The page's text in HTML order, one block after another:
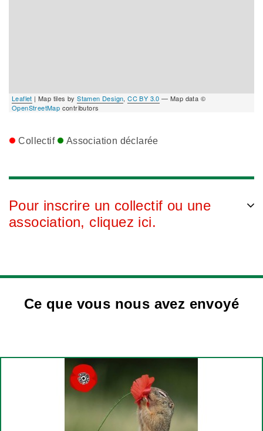
Leaflet | Map tiles byStamen Design,CC BY 3.0 — Map data ©
OpenStreetMap contributors
Collectif Association déclarée
Pour inscrire un collectif ou une
association, cliquez ici.
Ce que vous nous avez envoyé